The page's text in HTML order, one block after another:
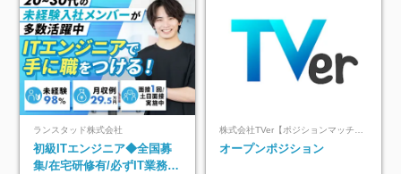
ランスタッド株式会社
初級ITエンジニア◆全国募
集/在宅研修有/必ずIT業務配
オープンポジション